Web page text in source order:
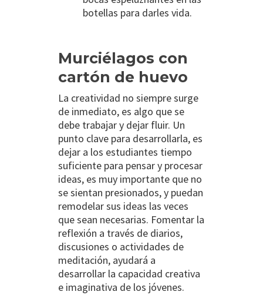
botellas para darles vida.
Murciélagos con
cartón de huevo
La creatividad no siempre surge
de inmediato, es algo que se
debe trabajar y dejar fluir. Un
punto clave para desarrollarla, es
dejar a los estudiantes tiempo
suficiente para pensar y procesar
ideas, es muy importante que no
se sientan presionados, y puedan
remodelar sus ideas las veces
que sean necesarias. Fomentar la
reflexión a través de diarios,
discusiones o actividades de
meditación, ayudará a
desarrollar la capacidad creativa
e imaginativa de los jóvenes.